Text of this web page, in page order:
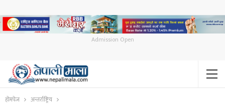
Admission Open
होमपेज अन्तर्राष्ट्रिय